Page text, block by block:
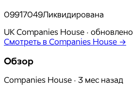
09917049Ликвидирована
UK Companies House · обновлено
Смотреть в Companies House →
Обзор
Companies House · 3 мес назад